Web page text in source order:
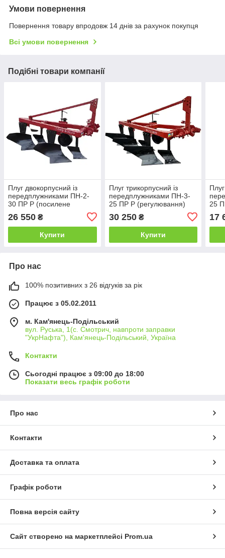
Умови повернення
Повернення товару впродовж 14 днів за рахунок покупця
Всі умови повернення
Подібні товари компанії
Плуг двокорпусний із
передплужниками ПН-2-
30 ПР Р (посилене
26 550 ₴
Купити
Плуг трикорпусний із
передплужниками ПН-3-
25 ПР Р (регулювання)
30 250₴
Купити
25
17
Про нас
100% позитивних з 26 відгуків за рік
Працює з 05.02.2011
м. Кам'янець-Подільський
вул. Руська, 1(с. Смотрич, навпроти заправки
"УкрНафта"), Кам'янець-Подільський, Україна
Контакти
Сьогодні працює з 09:00 до 18:00
Показати весь графік роботи
Про нас
Контакти
Доставка та оплата
Графік роботи
Повна версія сайту
Сайт створено на маркетплейсі Prom.ua